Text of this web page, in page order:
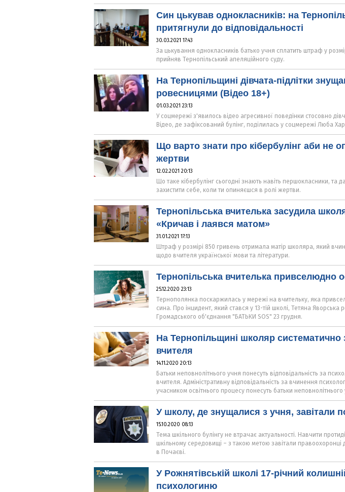
Син цькував однокласників: на
притягнули до відповідальності
30.03.2021 17:43
За цькування однокласників батько учня сплатить штраф у
прийняв Тернопільський апеляційного суду.
На Тернопільщині дівчата-підлітки
ровесницями (Відео 18+)
01.03.2021 23:13
У соцмережі з'явилось відео агресивної поведінки стосовно
Відео, де зафіксований булінг, поділилась у соцмережі Люба
Що варто знати про кібербулінг аби не
жертви
12.02.2021 20:13
Що таке кібербулінг сьогодні знають навіть першокласники, та
захистити себе, коли ти опиняєшся в ролі жертви.
Тернопільська вчителька засудила
«Кричав і лаявся матом»
31.01.2021 17:13
Штраф у розмірі 850 гривень отримала матір школяра, який
щодо вчителя української мови та літератури.
Тернопільська вчителька привселюдно
25.12.2020 23:13
Тернополянка поскаржилась у мережі на вчительку, яка
сина. Про інцидент, який стався у 13-тій школі, Тетяна Яворська
Громадського об'єднання "БАТЬКИ SOS" 23 грудня.
На Тернопільщині школяр систематично
вчителя
14.11.2020 20:13
Батьки неповнолітнього учня понесуть відповідальність за
вчителя. Адміністративну відповідальність за вчинення
учасником освітнього процесу понесуть батьки неповнолітнього
У школу, де знущалися з учня, завітали
15.10.2020 08:13
Тема шкільного булінгу не втрачає актуальності. Навчити
шкільному середовищі – з такою метою завітали правоохоронці
в Почаєві.
У Рожнятівській школі 17-річний
психологиню